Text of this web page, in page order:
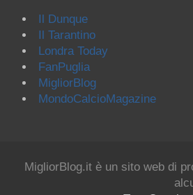
Il Dunque
Il Tarantino
Londra Today
FanPuglia
MigliorBlog
MondoCalcioMagazine
MigliorBlog.it è un sito web di